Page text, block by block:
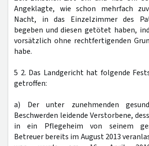
Angeklagte, wie schon mehrfach
Nacht, in das Einzelzimmer des
begeben und diesen getötet haben,
vorsätzlich ohne rechtfertigenden
habe.
5 2. Das Landgericht hat folgende
getroffen:
a) Der unter zunehmenden
Beschwerden leidende Verstorbene,
in ein Pflegeheim von seinem
Betreuer bereits im August 2013